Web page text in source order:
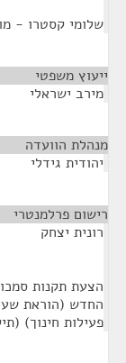
שלומי קסטרו -
ייעוץ משפטי
מירב ישראלי
מנהלת הוועדה
יהודית גידלי
רישום פרלמנטרי
רונית יצחק
הצעת תקנות
החדש (הוראת
פעילות חינוך) (תיקון מס' 5),